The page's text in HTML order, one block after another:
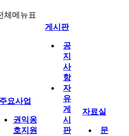
체메뉴표
주요사업
권익옹
호지원
게시판
공
지
사
항
자
유
게
시
판
자료실
문